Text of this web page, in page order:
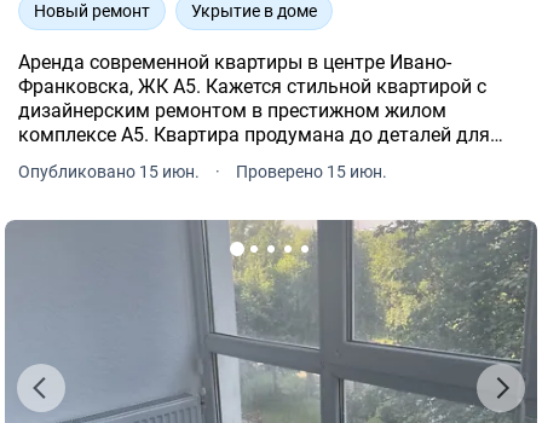
Новый ремонт Укрытие в доме
Аренда современной квартиры в центре Ивано-
Франковска, ЖК A5. Кажется стильной квартирой с
дизайнерским ремонтом в престижном жилом
комплексе A5. Квартира продумана до деталей для
комфортного проживания и выполнена в современном
минималистичном стиле.
Опубликовано 15 июн. · Проверено 15 июн.